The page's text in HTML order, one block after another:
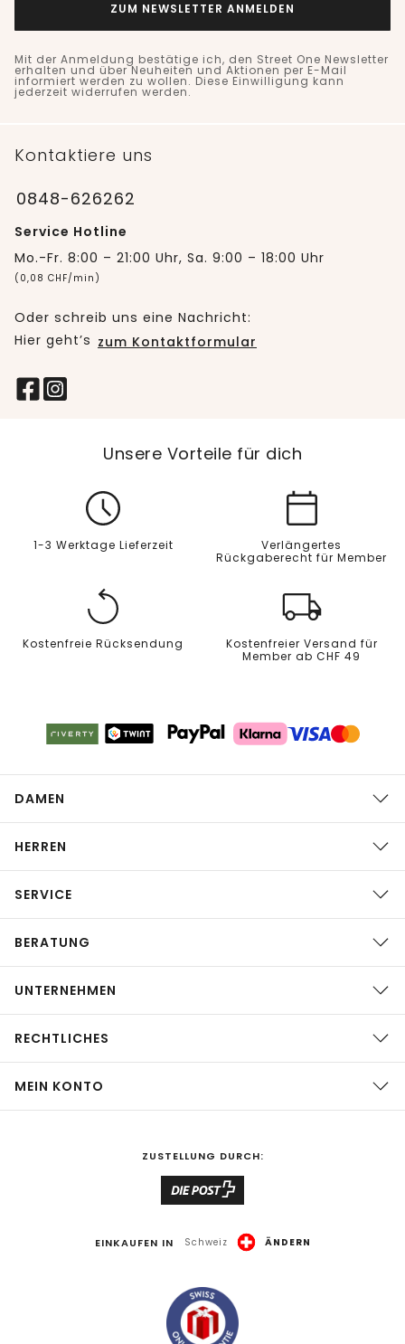
ZUM NEWSLETTER ANMELDEN
Mit der Anmeldung bestätige ich, den Street One Newsletter
erhalten und über Neuheiten und Aktionen per E-Mail
informiert werden zu wollen. Diese Einwilligung kann
jederzeit widerrufen werden.
Kontaktiere uns
0848-626262
Service Hotline
Mo.-Fr. 8:00 – 21:00 Uhr, Sa. 9:00 – 18:00 Uhr
(0,08 CHF/min)
Oder schreib uns eine Nachricht:
Hier geht’s zum Kontaktformular
Unsere Vorteile für dich
1-3 Werktage Lieferzeit
Verlängertes
Rückgaberecht für Member
Kostenfreie Rücksendung
Kostenfreier Versand für
Member ab CHF 49
DAMEN
HERREN
SERVICE
BERATUNG
UNTERNEHMEN
RECHTLICHES
MEIN KONTO
ZUSTELLUNG DURCH:
EINKAUFEN IN Schweiz ÄNDERN